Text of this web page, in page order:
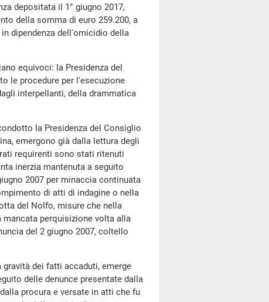
depositata il 1° giugno 2017,
della somma di euro 259.200, a
dipendenza dell'omicidio della
equivoci: la Presidenza del
le procedure per l'esecuzione
interpellanti, della drammatica
la Presidenza del Consiglio
emergono già dalla lettura degli
requirenti sono stati ritenuti
inerzia mantenuta a seguito
2007 per minaccia continuata
di atti di indagine o nella
del Nolfo, misure che nella
perquisizione volta alla
del 2 giugno 2007, coltello
dei fatti accaduti, emerge
delle denunce presentate dalla
procura e versate in atti che fu